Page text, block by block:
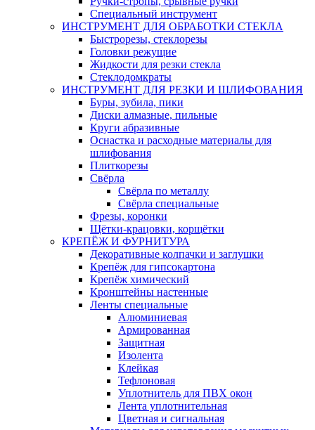
Специальный инструмент
ИНСТРУМЕНТ ДЛЯ ОБРАБОТКИ СТЕКЛА
Быстрорезы, стеклорезы
Головки режущие
Жидкости для резки стекла
Стеклодомкраты
ИНСТРУМЕНТ ДЛЯ РЕЗКИ И ШЛИФОВАНИЯ
Буры, зубила, пики
Диски алмазные, пильные
Круги абразивные
Оснастка и расходные материалы для
шлифования
Плиткорезы
Свёрла
Свёрла по металлу
Свёрла специальные
Фрезы, коронки
Щётки-крацовки, корщётки
КРЕПЁЖ И ФУРНИТУРА
Декоративные колпачки и заглушки
Крепёж для гипсокартона
Крепёж химический
Кронштейны настенные
Ленты специальные
Алюминиевая
Армированная
Защитная
Изолента
Клейкая
Тефлоновая
Уплотнитель для ПВХ окон
Лента уплотнительная
Цветная и сигнальная